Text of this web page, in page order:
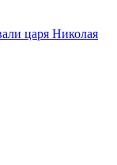
царя Николая